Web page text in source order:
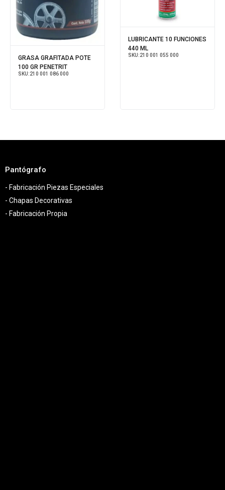
GRASA GRAFITADA POTE
100 GR PENETRIT
SKU:210 001 086 000
LUBRICANTE 10 FUNCIONES
440 ML
SKU:210 001 055 000
Pantógrafo
- Fabricación Piezas Especiales
- Chapas Decorativas
- Fabricación Propia